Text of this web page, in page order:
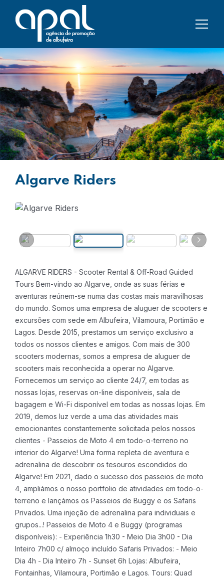
Algarve Riders
ALGARVE RIDERS - Scooter Rental & Off-Road Guided
Tours Bem-vindo ao Algarve, onde as suas férias e
aventuras reúnem-se numa das costas mais maravilhosas
do mundo. Somos uma empresa de aluguer de scooters e
excursões com sede em Albufeira, Vilamoura, Portimão e
Lagos. Desde 2015, prestamos um serviço exclusivo a
todos os nossos clientes e amigos. Com mais de 300
scooters modernas, somos a empresa de aluguer de
scooters mais reconhecida a operar no Algarve.
Fornecemos um serviço ao cliente 24/7, em todas as
nossas lojas, reservas on-line disponíveis, sala de
bagagem e Wi-Fi disponível em todas as nossas lojas. Em
2019, demos luz verde a uma das atividades mais
emocionantes constantemente solicitada pelos nossos
clientes - Passeios de Moto 4 em todo-o-terreno no
interior do Algarve! Uma forma repleta de aventura e
adrenalina de descobrir os tesouros escondidos do
Algarve! Em 2021, dado o sucesso dos passeios de moto
4, ampliámos o nosso portfolio de atividades em todo-o-
terreno e lançámos os Passeios de Buggy e os Safaris
Privados. Uma injeção de adrenalina para individuais e
grupos...! Passeios de Moto 4 e Buggy (programas
disponíveis): - Experiência 1h30 - Meio Dia 3h00 - Dia
Inteiro 7h00 c/ almoço incluído Safaris Privados: - Meio
Dia 4h - Dia Inteiro 7h - Sunset 6h Lojas: Albufeira,
Fontainhas, Vilamoura, Portimão e Lagos. Tours: Quad